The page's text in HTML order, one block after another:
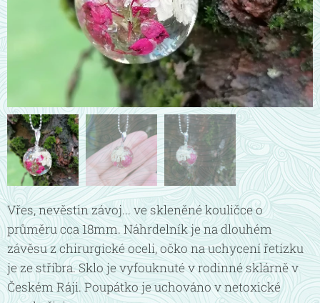
Vřes, nevěstin závoj... ve skleněné kouličce o
průměru cca 18mm. Náhrdelník je na dlouhém
závěsu z chirurgické oceli, očko na uchycení řetízku
je ze stříbra. Sklo je vyfouknuté v rodinné sklárně v
Českém Ráji. Poupátko je uchováno v netoxické